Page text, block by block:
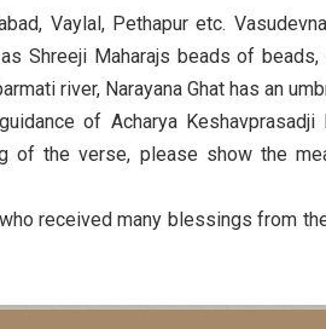
Vaylal, Pethapur etc.
Shreeji Maharajs beads of
river, Narayana Ghat has an
of Acharya Keshavprasadji
of the verse, please show the
received many blessings from